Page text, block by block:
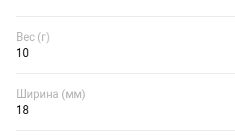
Вес (г)
10
Ширина (мм)
18